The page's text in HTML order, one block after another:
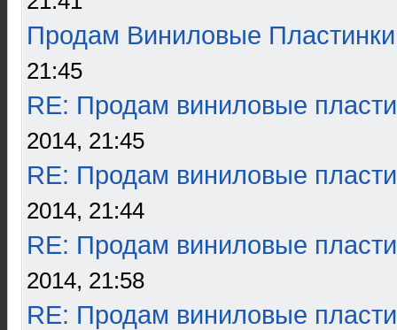
Продам Виниловые Пластинки
21:45
RE: Продам виниловые
2014, 21:45
RE: Продам виниловые
2014, 21:44
RE: Продам виниловые
2014, 21:58
RE: Продам виниловые